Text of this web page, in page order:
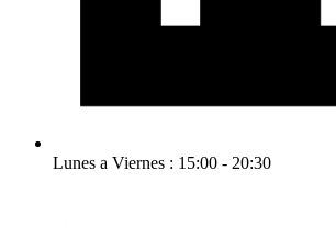
Lunes a Viernes : 15:00 - 20:30